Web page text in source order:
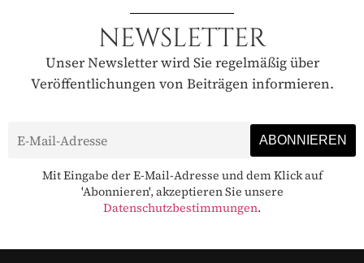
NEWSLETTER
Unser Newsletter wird Sie regelmäßig über
Veröffentlichungen von Beiträgen informieren.
Mit Eingabe der E-Mail-Adresse und dem Klick auf
'Abonnieren', akzeptieren Sie unsere
Datenschutzbestimmungen.